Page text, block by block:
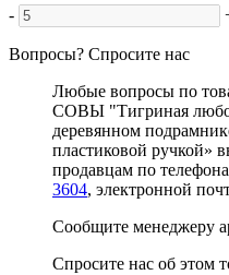
-
Вопросы? Спросите нас
Любые вопросы по
СОВЫ "Тигриная
деревянном
пластиковой ручкой»
продавцам по
3604, электронной
Сообщите менеджеру
Спросите нас об этом